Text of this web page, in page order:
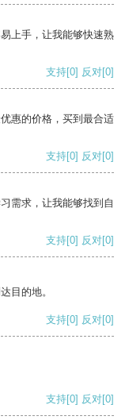
上手，让我能够快速熟
支持[0] 反对[0]
惠的价格，买到最合适
支持[0] 反对[0]
需求，让我能够找到自
支持[0] 反对[0]
目的地。
支持[0] 反对[0]
支持[0] 反对[0]